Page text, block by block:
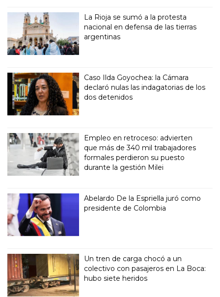
La Rioja se sumó a la protesta
nacional en defensa de las tierras
argentinas
Caso Ilda Goyochea: la Cámara
declaró nulas las indagatorias de los
dos detenidos
Empleo en retroceso: advierten
que más de 340 mil trabajadores
formales perdieron su puesto
durante la gestión Milei
Abelardo De la Espriella juró como
presidente de Colombia
Un tren de carga chocó a un
colectivo con pasajeros en La Boca:
hubo siete heridos